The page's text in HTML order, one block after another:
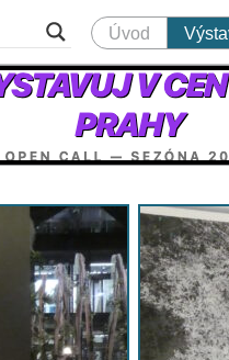
Úvod